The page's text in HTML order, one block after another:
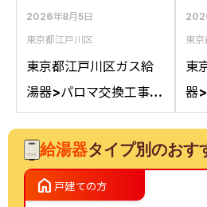
2026年8月5日
東京都江戸川区
東京都江戸川区ガス給
湯器>パロマ交換工事施
工事例：ノーリツGT-
2050AWXからパロマ
FH-E2022SAWLへの
交換
東
東
器
事
マ
給湯器タイプ別のおす
home 戸建ての方